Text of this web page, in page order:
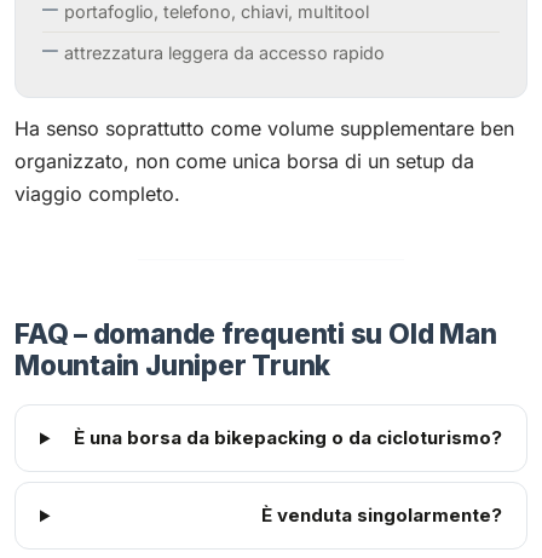
portafoglio, telefono, chiavi, multitool
attrezzatura leggera da accesso rapido
Ha senso soprattutto come volume supplementare ben
organizzato, non come unica borsa di un setup da
viaggio completo.
FAQ – domande frequenti su Old Man
Mountain Juniper Trunk
È una borsa da bikepacking o da cicloturismo?
È venduta singolarmente?